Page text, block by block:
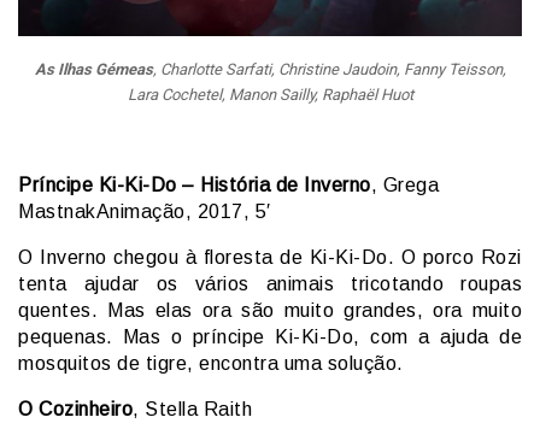
As Ilhas Gémeas, Charlotte Sarfati, Christine Jaudoin, Fanny Teisson,
Lara Cochetel, Manon Sailly, Raphaël Huot
Príncipe Ki-Ki-Do – História de Inverno, Grega
MastnakAnimação, 2017, 5′
O Inverno chegou à floresta de Ki-Ki-Do. O porco Rozi
tenta ajudar os vários animais tricotando roupas
quentes. Mas elas ora são muito grandes, ora muito
pequenas. Mas o príncipe Ki-Ki-Do, com a ajuda de
mosquitos de tigre, encontra uma solução.
O Cozinheiro, Stella Raith